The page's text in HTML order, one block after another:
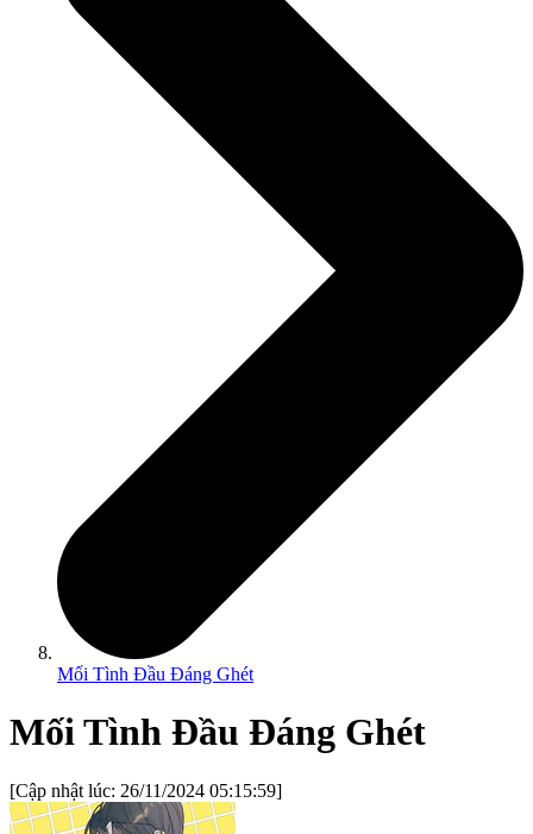
Mối Tình Đầu Đáng Ghét
Mối Tình Đầu Đáng Ghét
[Cập nhật lúc: 26/11/2024 05:15:59]